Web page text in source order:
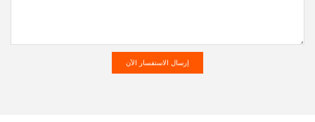
إرسال الاستفسار الآن